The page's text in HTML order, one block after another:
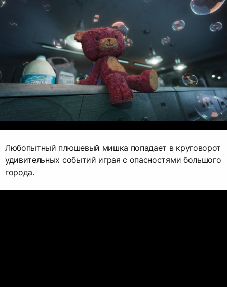
Любопытный плюшевый мишка попадает в круговорот
удивительных событий играя с опасностями большого
города.